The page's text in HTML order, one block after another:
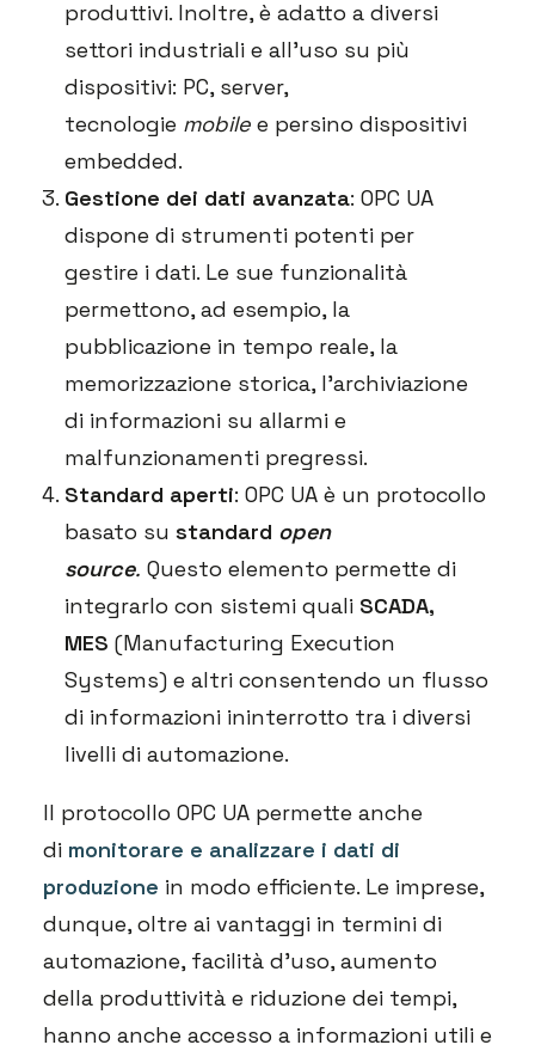
produttivi. Inoltre, è adatto a diversi
settori industriali e all’uso su più
dispositivi: PC, server,
tecnologie mobile e persino dispositivi
embedded.
Gestione dei dati avanzata: OPC UA
dispone di strumenti potenti per
gestire i dati. Le sue funzionalità
permettono, ad esempio, la
pubblicazione in tempo reale, la
memorizzazione storica, l’archiviazione
di informazioni su allarmi e
malfunzionamenti pregressi.
Standard aperti: OPC UA è un protocollo
basato su standard open
source. Questo elemento permette di
integrarlo con sistemi quali SCADA,
MES (Manufacturing Execution
Systems) e altri consentendo un flusso
di informazioni ininterrotto tra i diversi
livelli di automazione.
Il protocollo OPC UA permette anche
di monitorare e analizzare i dati di
produzione in modo efficiente. Le imprese,
dunque, oltre ai vantaggi in termini di
automazione, facilità d’uso, aumento
della produttività e riduzione dei tempi,
hanno anche accesso a informazioni utili e